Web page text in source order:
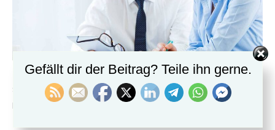
Sind Sie bereit, Ihr Business mit Franchise zu skalieren?
Kontaktieren Sie uns – wir begleiten Sie auf Ihrem Weg
Gefällt dir der Beitrag? Teile ihn gerne.